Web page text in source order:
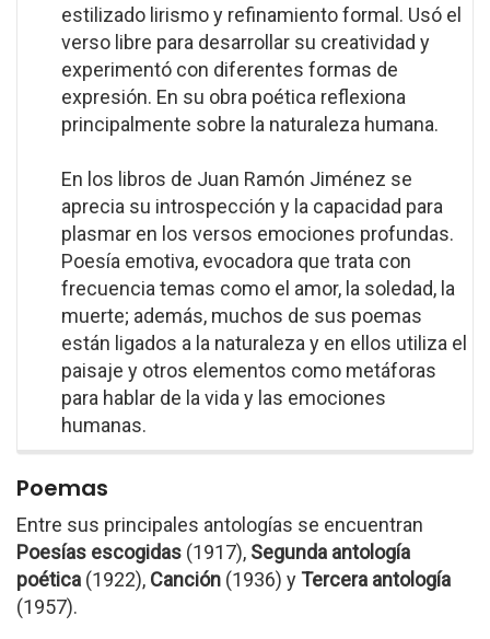
estilizado lirismo y refinamiento formal. Usó el
verso libre para desarrollar su creatividad y
experimentó con diferentes formas de
expresión. En su obra poética reflexiona
principalmente sobre la naturaleza humana.
En los libros de Juan Ramón Jiménez se
aprecia su introspección y la capacidad para
plasmar en los versos emociones profundas.
Poesía emotiva, evocadora que trata con
frecuencia temas como el amor, la soledad, la
muerte; además, muchos de sus poemas
están ligados a la naturaleza y en ellos utiliza el
paisaje y otros elementos como metáforas
para hablar de la vida y las emociones
humanas.
Poemas
Entre sus principales antologías se encuentran
Poesías escogidas (1917), Segunda antología
poética (1922), Canción (1936) y Tercera antología
(1957).